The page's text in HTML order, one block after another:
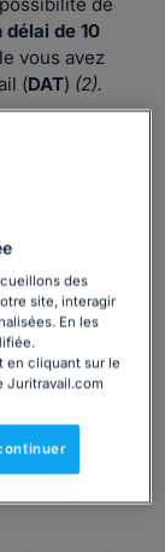
délai de 10
vous avez
(DAT) (2).
de ce délai,
qui tendent
votre salarié
des
site, interagir
En les
en cliquant sur le
Juritravail.com